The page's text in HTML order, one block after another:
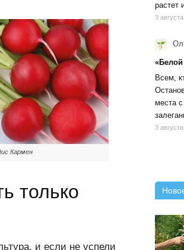
Кармен
только
и если не успели
растет
3
Всем,
места
3